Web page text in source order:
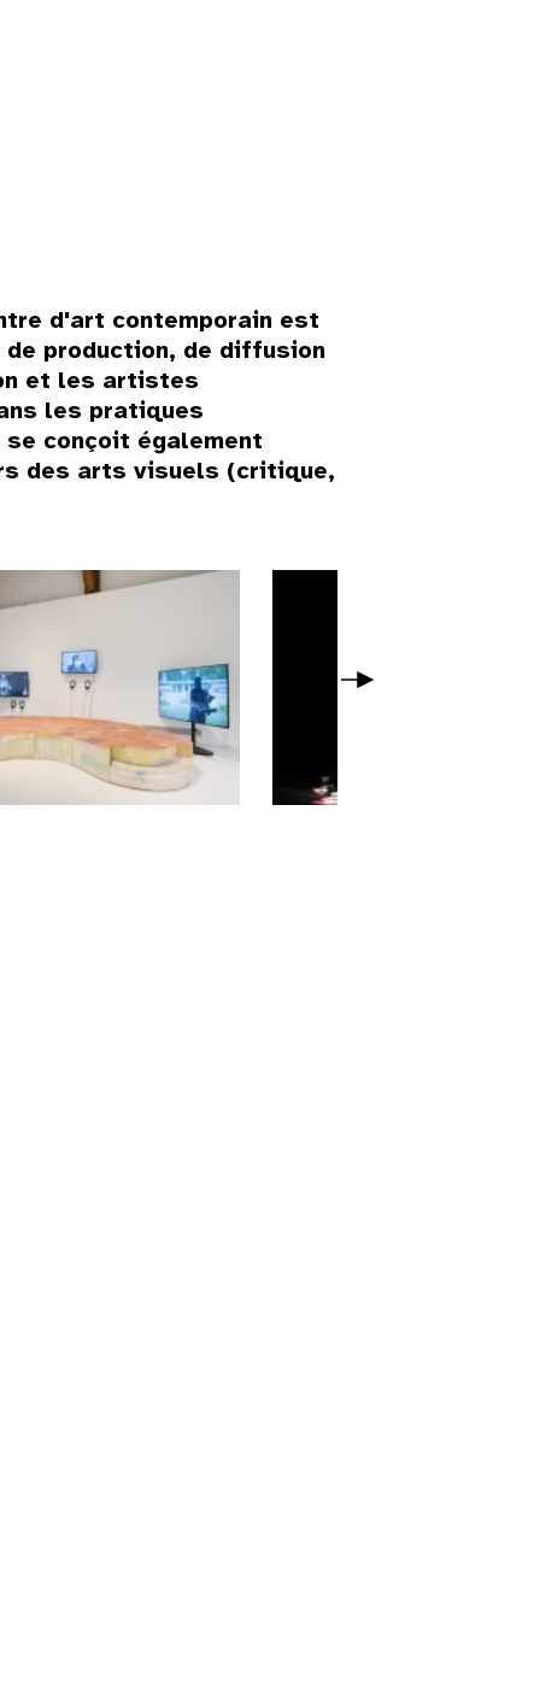
d'art contemporain est
production, de diffusion
et les artistes
les pratiques
conçoit également
des arts visuels (critique,